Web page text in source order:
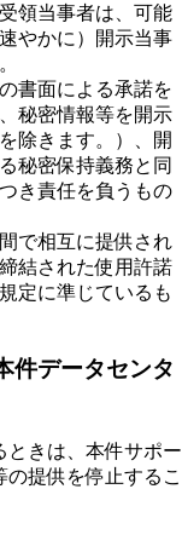
領当事者は、可能
やかに）開示当事
書面による承諾を
秘密情報等を開示
除きます。）、開
秘密保持義務と同
き責任を負うもの
で相互に提供され
結された使用許諾
定に準じているも
件データセンタ
ときは、本件サポー
の提供を停止するこ